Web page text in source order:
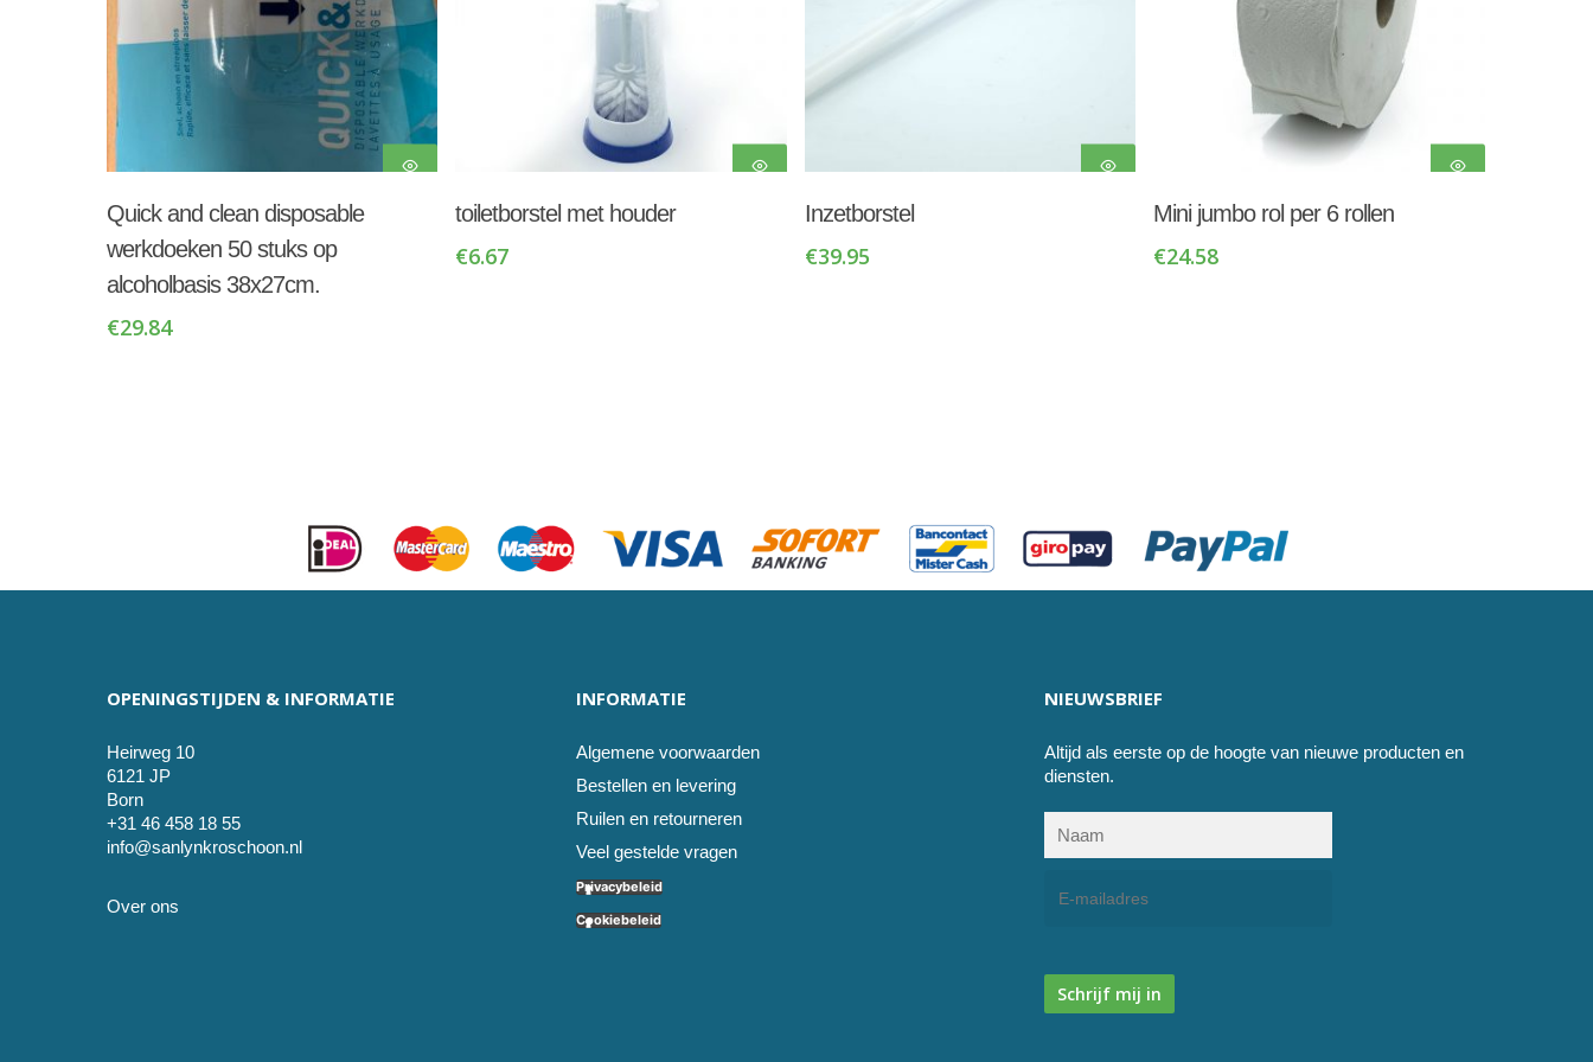
Winkelwagen
Quick and clean disposable
werkdoeken 50 stuks op
alcoholbasis 38x27cm.
€29.84
Winkelwagen
toiletborstel met houder
€6.67
Winkelwagen
Inzetborstel
€39.95
Winkelwagen
Mini jumbo rol per 6 rollen
€24.58
OPENINGSTIJDEN & INFORMATIE
Heirweg 10
6121 JP
Born
+31 46 458 18 55
info@sanlynkroschoon.nl
Over ons
INFORMATIE
Algemene voorwaarden
Bestellen en levering
Ruilen en retourneren
Veel gestelde vragen
Privacybeleid
Cookiebeleid
NIEUWSBRIEF
Altijd als eerste op de hoogte van nieuwe producten en
diensten.
Schrijf mij in